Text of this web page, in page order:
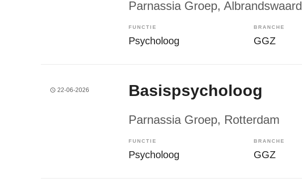
Parnassia Groep, Albrandswaard
FUNCTIE
Psycholoog
BRANCHE
GGZ
22-06-2026 Basispsycholoog
Parnassia Groep, Rotterdam
FUNCTIE
Psycholoog
BRANCHE
GGZ